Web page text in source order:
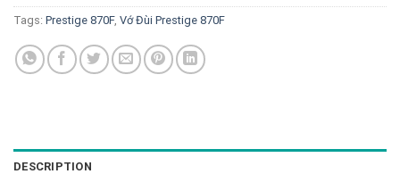
Tags: Prestige 870F, Vớ Đùi Prestige 870F
DESCRIPTION